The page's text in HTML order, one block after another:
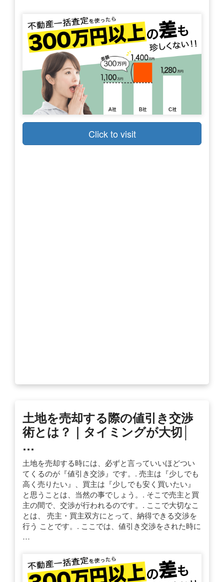
Click to visit
土地を売却する際の値引き交渉
術とは？｜タイミングが大切│
…
土地を売却する時には、必ずと言っていいほどつい
てくるのが『値引き交渉』です。. 売主は『少しでも
高く売りたい』、買主は『少しでも安く買いたい』
と思うことは、当然の事でしょう。. そこで売主と買
主の間で、交渉が行われるのです。. ここで大切なこ
とは、 売主・買主双方にとって、納得できる交渉を
行う ことです。. ここでは、値引き交渉をされた時に
…